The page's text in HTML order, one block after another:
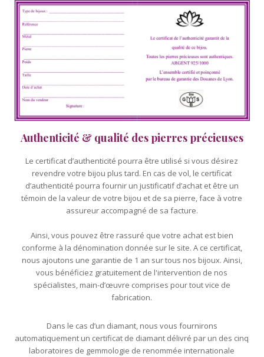
Authenticité & qualité des pierres précieuses
Le certificat d’authenticité pourra être utilisé si vous désirez
revendre votre bijou plus tard. En cas de vol, le certificat
d’authenticité pourra fournir un justificatif d’achat et être un
témoin de la valeur de votre bijou et de sa pierre, face à votre
assureur accompagné de sa facture.
Ainsi, vous pouvez être rassuré que votre achat est bien
conforme à la dénomination donnée sur le site. A ce certificat,
nous ajoutons une garantie de 1 an sur tous nos bijoux. Ainsi,
vous bénéficiez gratuitement de l'intervention de nos
spécialistes, main-d’œuvre comprises pour tout vice de
fabrication.
Dans le cas d’un diamant, nous vous fournirons
automatiquement un certificat de diamant délivré par un des cinq
laboratoires de gemmologie de renommée internationale